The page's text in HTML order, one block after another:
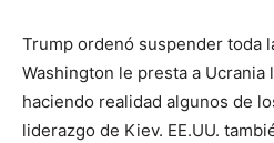
Trump ordenó suspender toda
Washington le presta a Ucrania
haciendo realidad algunos de
liderazgo de Kiev. EE.UU.